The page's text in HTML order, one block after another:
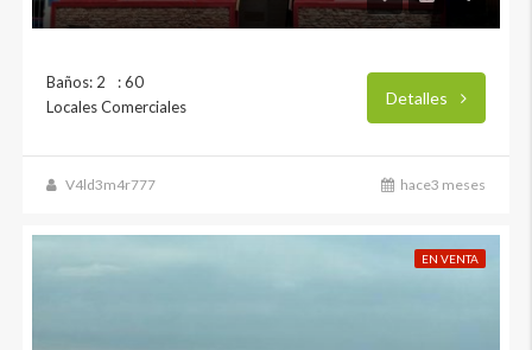
Baños: 2
: 60
Locales Comerciales
Detalles
V4ld3m4r777 hace3 meses
EN VENTA